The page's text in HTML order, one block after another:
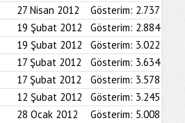
27 Nisan 2012 Gösterim: 2.737
19 Şubat 2012 Gösterim: 2.884
19 Şubat 2012 Gösterim: 3.022
17 Şubat 2012 Gösterim: 3.634
17 Şubat 2012 Gösterim: 3.578
12 Şubat 2012 Gösterim: 3.245
28 Ocak 2012 Gösterim: 5.008